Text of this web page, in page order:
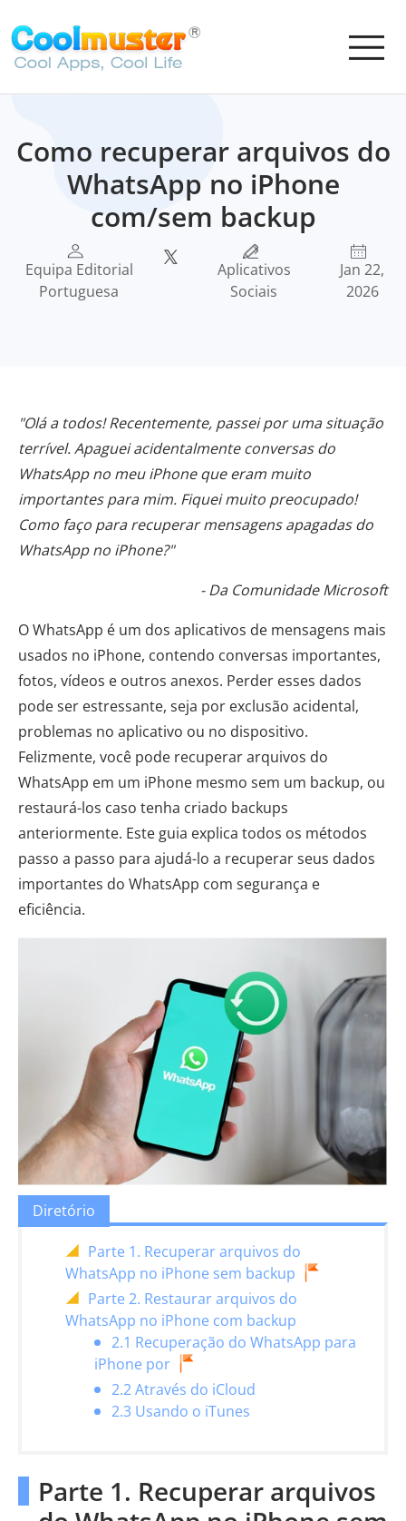
Como recuperar arquivos do
WhatsApp no ​​iPhone
com/sem backup
Equipa Editorial
Portuguesa
Aplicativos
Sociais
Jan 22,
2026
"Olá a todos! Recentemente, passei por uma situação
terrível. Apaguei acidentalmente conversas do
WhatsApp no ​​meu iPhone que eram muito
importantes para mim. Fiquei muito preocupado!
Como faço para recuperar mensagens apagadas do
WhatsApp no ​​iPhone?"
- Da Comunidade Microsoft
O WhatsApp é um dos aplicativos de mensagens mais
usados ​​no iPhone, contendo conversas importantes,
fotos, vídeos e outros anexos. Perder esses dados
pode ser estressante, seja por exclusão acidental,
problemas no aplicativo ou no dispositivo.
Felizmente, você pode recuperar arquivos do
WhatsApp em um iPhone mesmo sem um backup, ou
restaurá-los caso tenha criado backups
anteriormente. Este guia explica todos os métodos
passo a passo para ajudá-lo a recuperar seus dados
importantes do WhatsApp com segurança e
eficiência.
Diretório
Parte 1. Recuperar arquivos do
WhatsApp no ​​iPhone sem backup
Parte 2. Restaurar arquivos do
WhatsApp no ​​iPhone com backup
2.1 Recuperação do WhatsApp para
iPhone por
2.2 Através do iCloud
2.3 Usando o iTunes
Parte 1. Recuperar arquivos